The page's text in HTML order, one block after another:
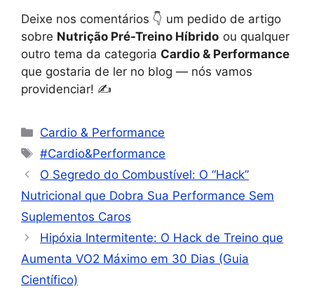
Deixe nos comentários 👇 um pedido de artigo
sobre Nutrição Pré-Treino Híbrido ou qualquer
outro tema da categoria Cardio & Performance
que gostaria de ler no blog — nós vamos
providenciar! ✍️
Cardio & Performance
#Cardio&Performance
O Segredo do Combustível: O “Hack”
Nutricional que Dobra Sua Performance Sem
Suplementos Caros
Hipóxia Intermitente: O Hack de Treino que
Aumenta VO2 Máximo em 30 Dias (Guia
Científico)